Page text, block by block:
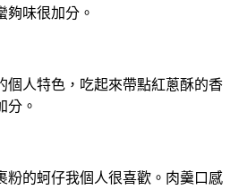
夠味很加分。
個人特色，吃起來帶點紅蔥酥的香
分。
粉的蚵仔我個人很喜歡。肉羹口感